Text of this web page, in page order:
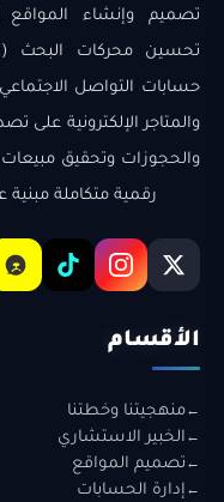
تصميم وإنشاء المواقع
حسابات التواصل
والحجوزات وتحقيق
رقمية متكاملة مبنية
الأقسام
منهجيتنا وخطتنا
الخبير الاستشاري
تصميم المواقع
إدارة الحسابات